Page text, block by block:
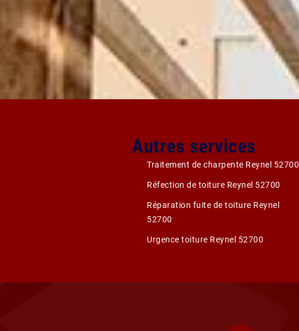
Autres services
Traitement de charpente Reynel 52700
Réfection de toiture Reynel 52700
Réparation fuite de toiture Reynel
52700
Urgence toiture Reynel 52700